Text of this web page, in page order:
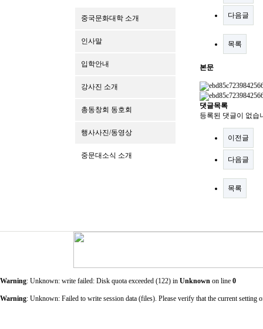
중국문화대학 소개
인사말
입학안내
강사진 소개
총동창회 동호회
행사사진/동영상
중문대소식 소개
다음글
목록
본문
댓글목록
등록된 댓글이 없습
이전글
다음글
목록
Warning: Unknown: write failed: Disk quota exceeded (122) in Unknown on line 0
Warning: Unknown: Failed to write session data (files). Please verify that the current